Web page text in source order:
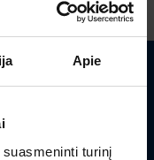
Apie
turinį